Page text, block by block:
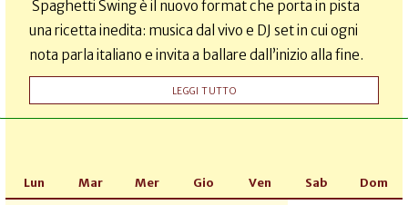
Spaghetti Swing è il nuovo format che porta in pista
una ricetta inedita: musica dal vivo e DJ set in cui ogni
nota parla italiano e invita a ballare dall’inizio alla fine.
LEGGI TUTTO
Lun Mar Mer Gio Ven Sab Dom